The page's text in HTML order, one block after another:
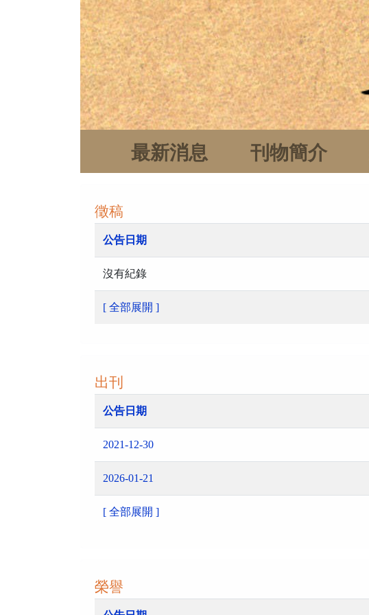
最新消息 刊物簡介
徵稿
公告日期
沒有紀錄
[ 全部展開 ]
出刊
公告日期
2021-12-30
2026-01-21
[ 全部展開 ]
榮譽